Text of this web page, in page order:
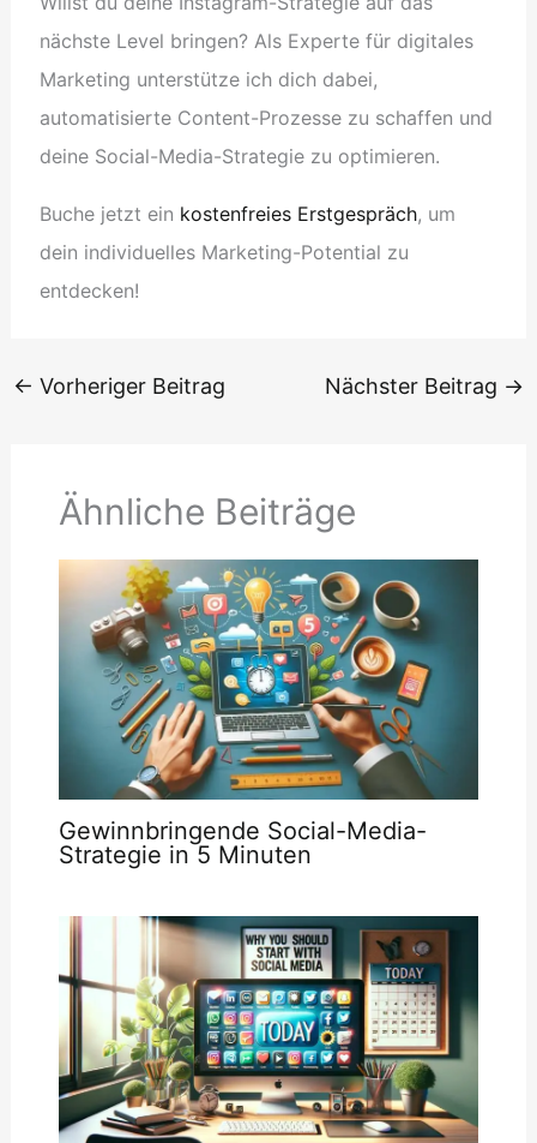
nächste Level bringen? Als Experte für digitales
Marketing unterstütze ich dich dabei,
automatisierte Content-Prozesse zu schaffen und
deine Social-Media-Strategie zu optimieren.
Buche jetzt ein kostenfreies Erstgespräch, um
dein individuelles Marketing-Potential zu
entdecken!
← Vorheriger Beitrag Nächster Beitrag →
Ähnliche Beiträge
Gewinnbringende Social-Media-
Strategie in 5 Minuten